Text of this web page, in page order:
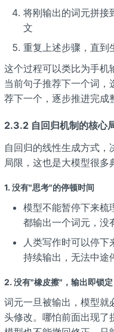
将刚输出的词元拼接
文
重复上述步骤，直到
这个过程可以类比为手机
当前句子推荐下一个词，
荐下一个，逐步推进完成
2.3.2 自回归机制的核心
自回归的线性生成方式
局限，这也是大模型很多
1. 没有"思考"的停顿时间
模型不能暂停下来梳
都输出一个词元，没
人类写作时可以停
持续输出，无法中途
2. 没有"橡皮擦"，输出即锁定
词元一旦被输出，模型就
头修改。哪怕前面出现了